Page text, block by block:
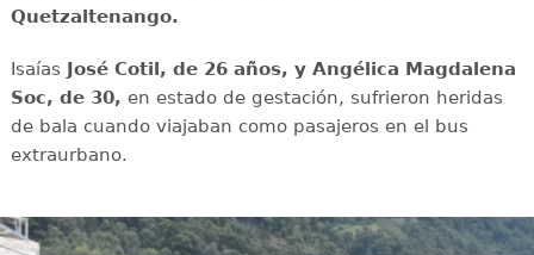
Quetzaltenango.
Isaías José Cotil, de 26 años, y Angélica Magdalena
Soc, de 30, en estado de gestación, sufrieron heridas
de bala cuando viajaban como pasajeros en el bus
extraurbano.